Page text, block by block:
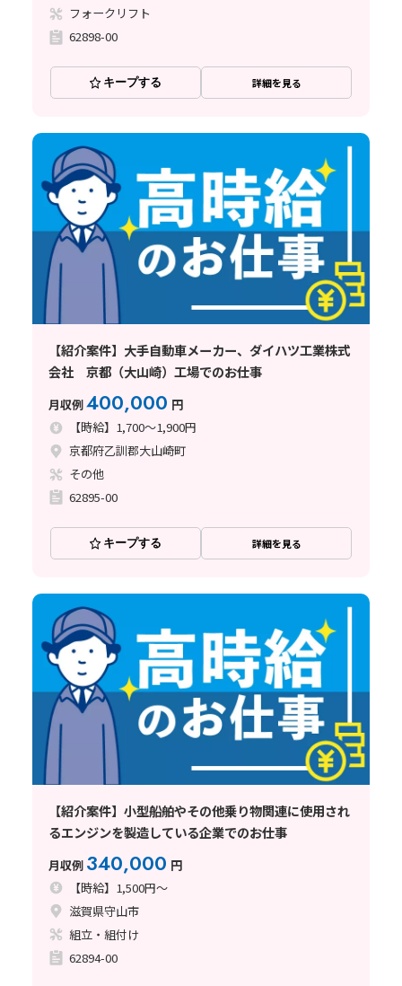
フォークリフト
62898-00
キープする 詳細を見る
【紹介案件】大手自動車メーカー、ダイハツ工業株式
会社 京都（大山崎）工場でのお仕事
月収例400,000 円
【時給】1,700～1,900円
京都府乙訓郡大山崎町
その他
62895-00
キープする 詳細を見る
【紹介案件】小型船舶やその他乗り物関連に使用され
るエンジンを製造している企業でのお仕事
月収例 340,000 円
【時給】1,500円～
滋賀県守山市
組立・組付け
62894-00